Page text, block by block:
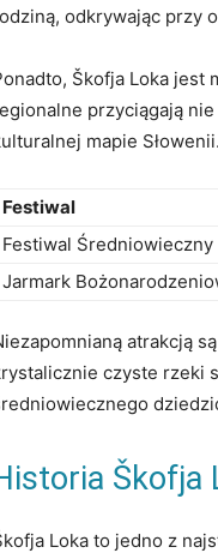
odkrywając przy
Škofja Loka ‌jest
przyciągają
mapie Słowenii.
Festiwal
Festiwal Średniowieczny
Jarmark
⁤atrakcją
czyste rzeki
Škofja
Loka to jedno z